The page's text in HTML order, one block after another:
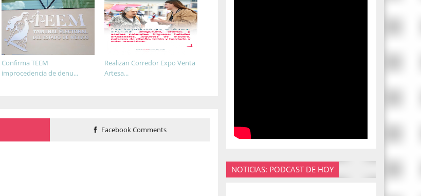
Realizan Corredor Expo Venta
Artesa...
Confirma TEEM
improcedencia de denu...
Facebook Comments
NOTICIAS: PODCAST DE HOY